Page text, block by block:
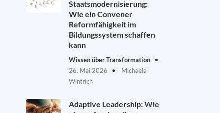
Staatsmodernisierung:
Wie ein Convener
Reformfähigkeit im
Bildungssystem schaffen
kann
Wissen über Transformation
26. Mai 2026
Michaela
Wintrich
Adaptive Leadership: Wie